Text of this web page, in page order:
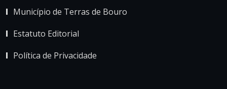
Município de Terras de Bouro
Estatuto Editorial
Política de Privacidade